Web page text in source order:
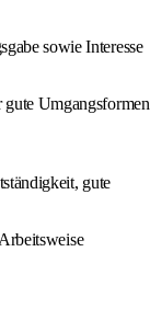
sowie Interesse
gute Umgangsformen
gute